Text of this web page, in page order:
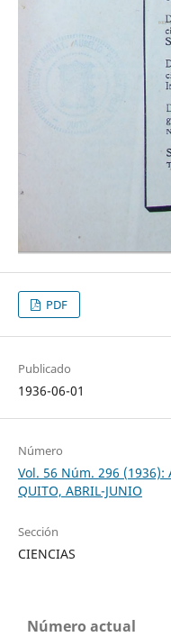
PDF
Publicado
1936-06-01
Número
Vol. 56 Núm. 296 (1936):
QUITO, ABRIL-JUNIO
Sección
CIENCIAS
Número actual